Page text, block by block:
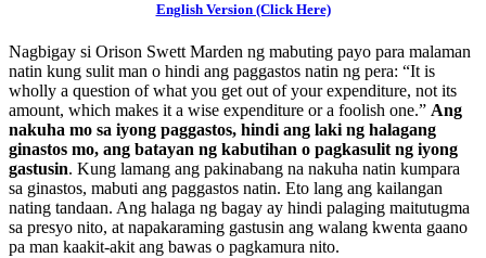
English Version (Click Here)
Nagbigay si Orison Swett Marden ng mabuting payo para malaman
natin kung sulit man o hindi ang paggastos natin ng pera: “It is
wholly a question of what you get out of your expenditure, not its
amount, which makes it a wise expenditure or a foolish one.” Ang
nakuha mo sa iyong paggastos, hindi ang laki ng halagang
ginastos mo, ang batayan ng kabutihan o pagkasulit ng iyong
gastusin. Kung lamang ang pakinabang na nakuha natin kumpara
sa ginastos, mabuti ang paggastos natin. Eto lang ang kailangan
nating tandaan. Ang halaga ng bagay ay hindi palaging maitutugma
sa presyo nito, at napakaraming gastusin ang walang kwenta gaano
pa man kaakit-akit ang bawas o pagkamura nito.